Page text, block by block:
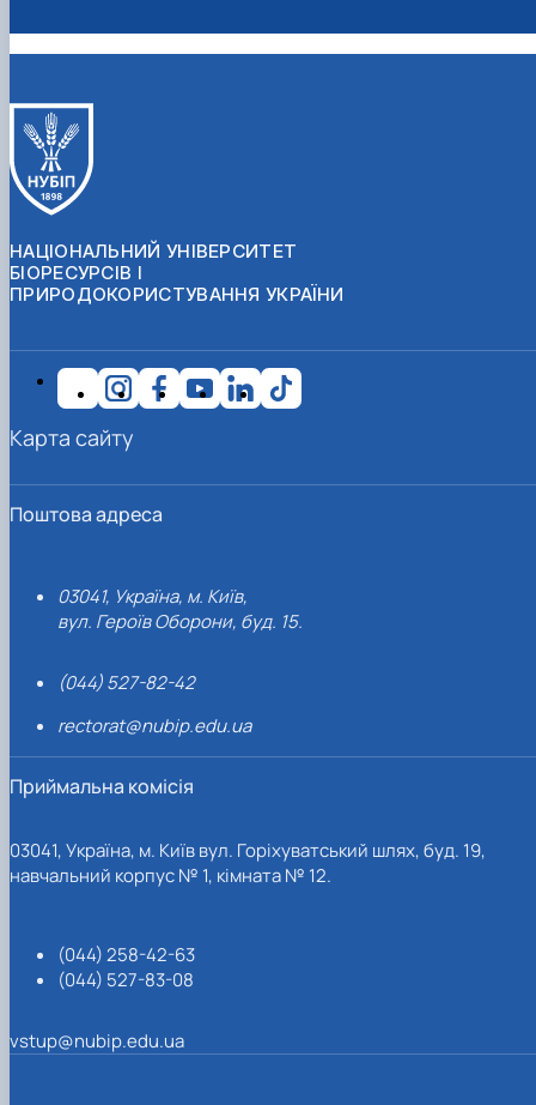
НАЦІОНАЛЬНИЙ УНІВЕРСИТЕТ
БІОРЕСУРСІВ І
ПРИРОДОКОРИСТУВАННЯ УКРАЇНИ
Поштова адреса
03041, Україна, м. Київ,
вул. Героїв Оборони, буд. 15.
(044) 527-82-42
rectorat@nubip.edu.ua
Приймальна комісія
03041, Україна, м. Київ вул. Горіхуватський шлях, буд. 19,
навчальний корпус № 1, кімната № 12.
(044) 258-42-63
(044) 527-83-08
vstup@nubip.edu.ua
Карта сайту